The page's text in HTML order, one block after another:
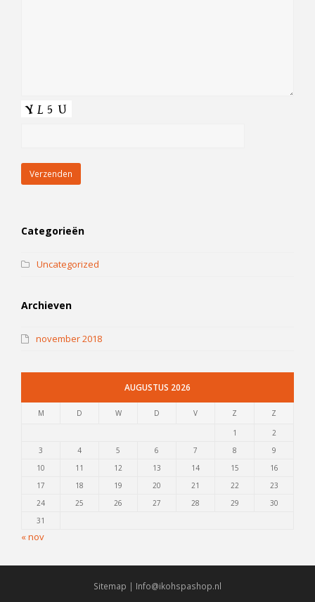
Categorieën
Uncategorized
Archieven
november 2018
AUGUSTUS 2026
M D W D V Z
Z
1
2
3
4 5 6 7 8
9
10
11 12 13 14 15
16
17
18 19 20 21 22
23
24
25 26 27 28 29
30
31
« nov
Sitemap | Info@ikohspashop.nl